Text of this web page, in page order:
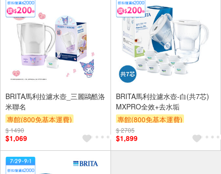
BRITA馬利拉濾水壺_三麗鷗酷洛
米聯名
專館(800免基本運費)
滿額9折
$ 1490
$1,069
BRITA馬利拉濾水壺-白(共7芯)
MXPRO全效+去水垢
專館(800免基本運費)
滿額9折
$ 2705
$1,899